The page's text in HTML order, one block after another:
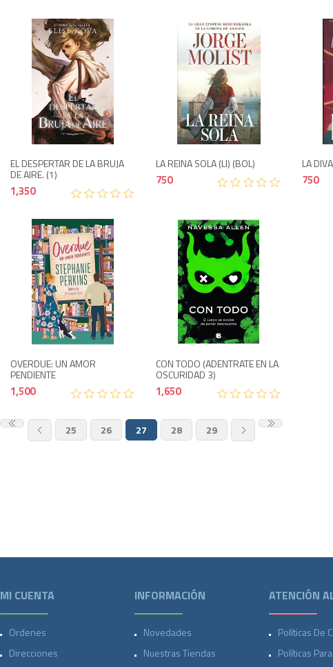
1,350
EL DESPERTAR DE LA BRUJA
DE AIRE. (1)
1,350
LA REINA SOLA (LI) (BOL)
750
LA
750
OVERDUE: UN AMOR
PENDIENTE
1,500
CON TODO (ADENTRATE EN LA
OSCURIDAD 3)
1,650
25 26 27 28 29
MI CUENTA
Ordenes
Direcciones
INFORMACIÓN
Novedades
Nuestras Tiendas
ATENCIÓN
Políticas De
Políticas